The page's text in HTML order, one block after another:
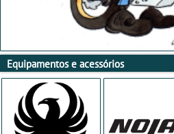
Equipamentos e acessórios